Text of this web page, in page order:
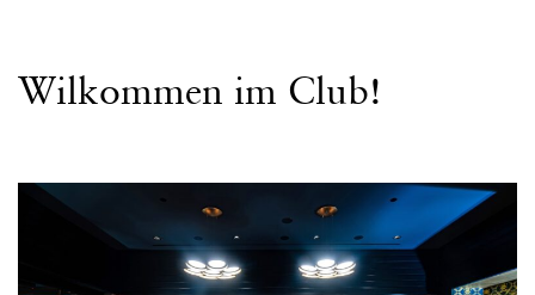
Wilkommen im Club!